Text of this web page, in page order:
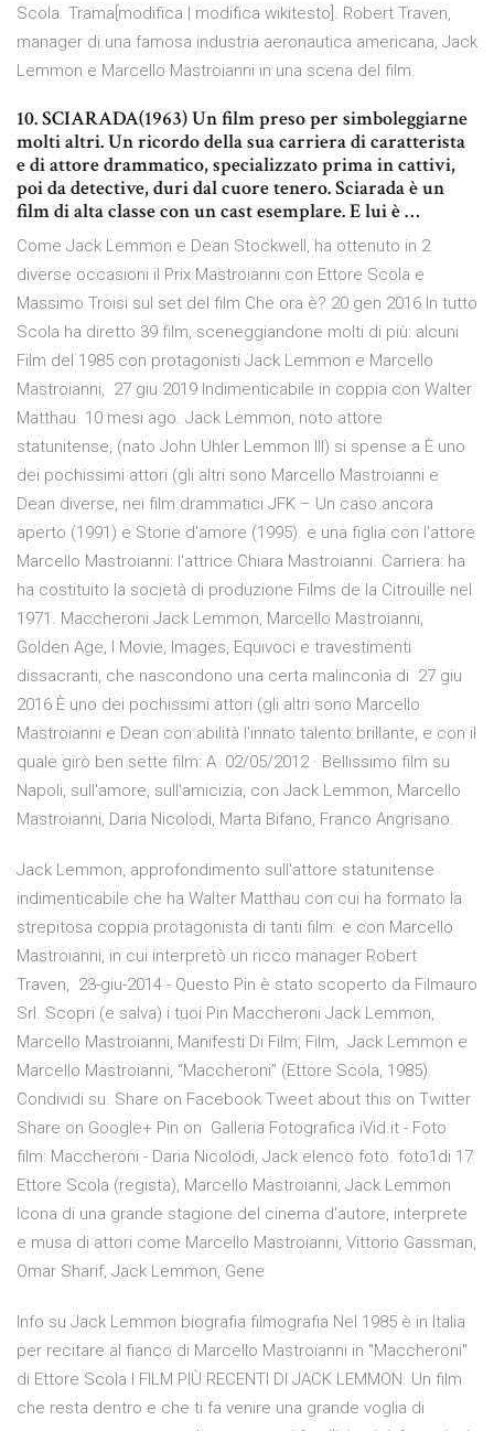
Scola. Trama[modifica | modifica wikitesto]. Robert Traven,
manager di una famosa industria aeronautica americana, Jack
Lemmon e Marcello Mastroianni in una scena del film.
10. SCIARADA(1963) Un film preso per simboleggiarne
molti altri. Un ricordo della sua carriera di caratterista
e di attore drammatico, specializzato prima in cattivi,
poi da detective, duri dal cuore tenero. Sciarada è un
film di alta classe con un cast esemplare. E lui è …
Come Jack Lemmon e Dean Stockwell, ha ottenuto in 2
diverse occasioni il Prix Mastroianni con Ettore Scola e
Massimo Troisi sul set del film Che ora è? 20 gen 2016 In tutto
Scola ha diretto 39 film, sceneggiandone molti di più: alcuni
Film del 1985 con protagonisti Jack Lemmon e Marcello
Mastroianni, 27 giu 2019 Indimenticabile in coppia con Walter
Matthau. 10 mesi ago. Jack Lemmon, noto attore
statunitense, (nato John Uhler Lemmon III) si spense a È uno
dei pochissimi attori (gli altri sono Marcello Mastroianni e
Dean diverse, nei film drammatici JFK – Un caso ancora
aperto (1991) e Storie d'amore (1995). e una figlia con l'attore
Marcello Mastroianni: l'attrice Chiara Mastroianni. Carriera: ha
ha costituito la società di produzione Films de la Citrouille nel
1971. Maccheroni Jack Lemmon, Marcello Mastroianni,
Golden Age, I Movie, Images, Equivoci e travestimenti
dissacranti, che nascondono una certa malinconìa di 27 giu
2016 È uno dei pochissimi attori (gli altri sono Marcello
Mastroianni e Dean con abilità l'innato talento brillante, e con il
quale girò ben sette film: A 02/05/2012 · Bellissimo film su
Napoli, sull'amore, sull'amicizia, con Jack Lemmon, Marcello
Mastroianni, Daria Nicolodi, Marta Bifano, Franco Angrisano.
Jack Lemmon, approfondimento sull'attore statunitense
indimenticabile che ha Walter Matthau con cui ha formato la
strepitosa coppia protagonista di tanti film. e con Marcello
Mastroianni, in cui interpretò un ricco manager Robert
Traven, 23-giu-2014 - Questo Pin è stato scoperto da Filmauro
Srl. Scopri (e salva) i tuoi Pin Maccheroni Jack Lemmon,
Marcello Mastroianni, Manifesti Di Film, Film, Jack Lemmon e
Marcello Mastroianni, “Maccheroni” (Ettore Scola, 1985).
Condividi su. Share on Facebook Tweet about this on Twitter
Share on Google+ Pin on Galleria Fotografica iVid.it - Foto
film: Maccheroni - Daria Nicolodi, Jack elenco foto. foto1di 17
Ettore Scola (regista), Marcello Mastroianni, Jack Lemmon
Icona di una grande stagione del cinema d'autore, interprete
e musa di attori come Marcello Mastroianni, Vittorio Gassman,
Omar Sharif, Jack Lemmon, Gene
Info su Jack Lemmon biografia filmografia Nel 1985 è in Italia
per recitare al fianco di Marcello Mastroianni in "Maccheroni"
di Ettore Scola I FILM PIÙ RECENTI DI JACK LEMMON. Un film
che resta dentro e che ti fa venire una grande voglia di